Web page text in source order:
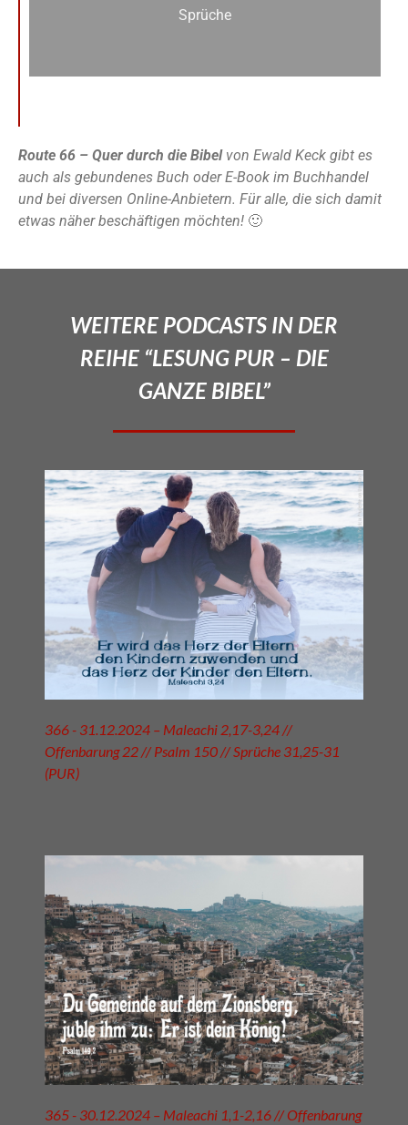
Sprüche
Route 66 – Quer durch die Bibel von Ewald Keck gibt es
auch als gebundenes Buch oder E-Book im Buchhandel
und bei diversen Online-Anbietern. Für alle, die sich damit
etwas näher beschäftigen möchten! 🙂
WEITERE PODCASTS IN DER
REIHE “LESUNG PUR – DIE
GANZE BIBEL”
366 - 31.12.2024 – Maleachi 2,17-3,24 //
Offenbarung 22 // Psalm 150 // Sprüche 31,25-31
(PUR)
365 - 30.12.2024 – Maleachi 1,1-2,16 // Offenbarung